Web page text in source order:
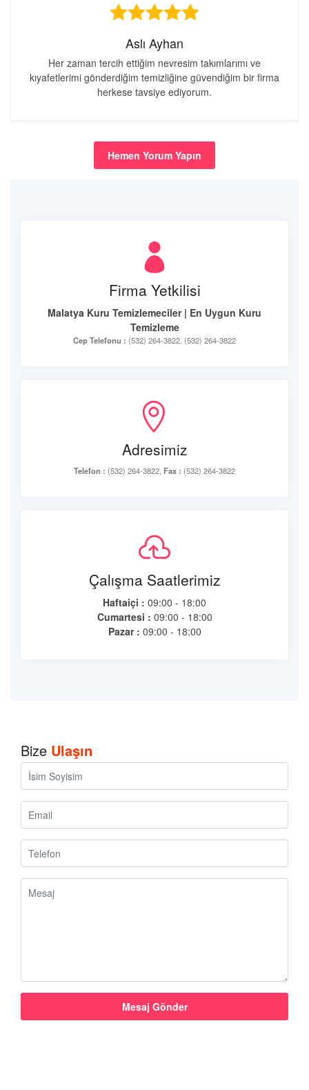
Aslı Ayhan
Her zaman tercih ettiğim nevresim takımlarımı ve
kıyafetlerimi gönderdiğim temizliğine güvendiğim bir firma
herkese tavsiye ediyorum.
Hemen Yorum Yapın
Firma Yetkilisi
Malatya Kuru Temizlemeciler | En Uygun Kuru
Temizleme
Cep Telefonu : (532) 264-3822, (532) 264-3822
Adresimiz
Telefon : (532) 264-3822, Fax : (532) 264-3822
Çalışma Saatlerimiz
Haftaiçi : 09:00 - 18:00
Cumartesi : 09:00 - 18:00
Pazar : 09:00 - 18:00
Bize Ulaşın